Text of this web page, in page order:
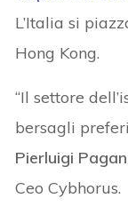
L’Italia si
Hong Kong.
“Il settore
bersagli
Pierluigi
Ceo Cybhorus.